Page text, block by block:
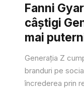
Fanni
câștigi
mai
Generația Z
branduri pe
încrederea prin